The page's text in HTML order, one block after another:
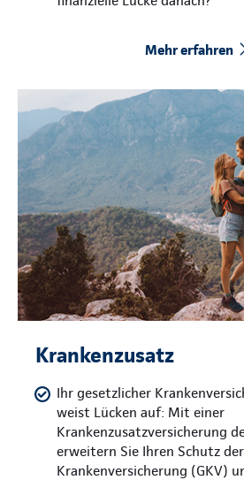
Mehr erfahren
Krankenzusatz
Ihr gesetzlicher
weist Lücken auf: Mit einer
Krankenzusatzversicherung
erweitern Sie Ihren Schutz
Krankenversicherung (GKV)